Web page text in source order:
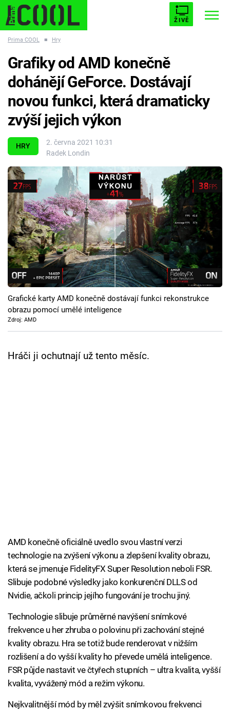
ŽIVĚ
ESCAPE PLNEJ KOTEL AVENGERS 5
Témata
Filmy
Seriály
Hry
Cool Esport
Pořady
TV Program
Sledujte prima+
Prima COOL ■ Hry
HRY
2. června 2021 10:31
Radek Londin
Grafiky od AMD konečně
dohánějí GeForce. Dostávají
novou funkci, která dramaticky
zvýší jejich výkon
Grafické karty AMD konečně dostávají funkci rekonstrukce
obrazu pomocí umělé inteligence
Zdroj: AMD
Hráči ji ochutnají už tento měsíc.
AMD konečně oficiálně uvedlo svou vlastní verzi
technologie na zvýšení výkonu a zlepšení kvality obrazu,
která se jmenuje FidelityFX Super Resolution neboli FSR.
Slibuje podobné výsledky jako konkurenční DLLS od
Nvidie, ačkoli princip jejího fungování je trochu jiný.
Technologie slibuje průměrné navýšení snímkové
frekvence u her zhruba o polovinu při zachování stejné
kvality obrazu. Hra se totiž bude renderovat v nižším
rozlišení a do vyšší kvality ho převede umělá inteligence.
FSR půjde nastavit ve čtyřech stupních – ultra kvalita, vyšší
kvalita, vyvážený mód a režim výkonu.
Nejkvalitnější mód by měl zvýšit snímkovou frekvenci